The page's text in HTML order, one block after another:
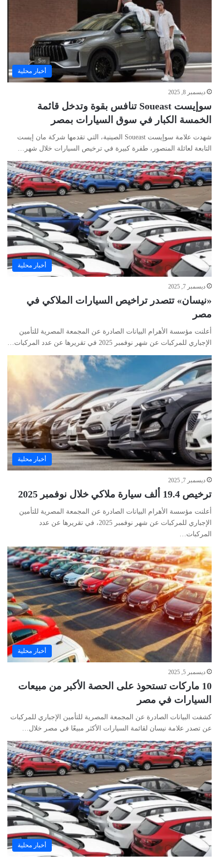
أخبار محلية
ديسمبر 8, 2025
سوإيست Soueast تنافس بقوة وتدخل قائمة
الخمسة الكبار في سوق السيارات بمصر
شهدت علامة سوإيست Soueast الصينية، التي تقدمها شركة مان إيست
التابعة لعائلة المنصور، طفرة كبيرة في ترخيص السيارات خلال شهر…
أخبار محلية
ديسمبر 7, 2025
«نيسان» تتصدر تراخيص السيارات الملاكي في
مصر
أعلنت مؤسسة الأهرام البيانات الصادرة عن المجمعة المصرية للتأمين
الإجباري للمركبات عن شهر نوفمبر 2025 في تقريرها عن عدد المركبات…
أخبار محلية
ديسمبر 7, 2025
ترخيص 19.4 ألف سيارة ملاكي خلال نوفمبر 2025
أعلنت مؤسسة الأهرام البيانات الصادرة عن المجمعة المصرية للتأمين
الإجباري للمركبات عن شهر نوفمبر 2025، في تقريرها عن عدد
المركبات…
أخبار محلية
ديسمبر 5, 2025
10 ماركات تستحوذ على الحصة الأكبر من مبيعات
السيارات في مصر
كشفت البيانات الصادرة عن المجمعة المصرية للتأمين الإجباري للمركبات
عن تصدر علامة نيسان لقائمة السيارات الأكثر مبيعًا في مصر خلال…
أخبار محلية